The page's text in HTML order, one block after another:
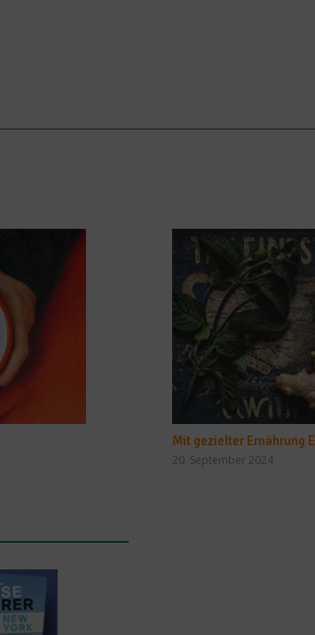
Mit gezielter Ernährung
20. September 2024